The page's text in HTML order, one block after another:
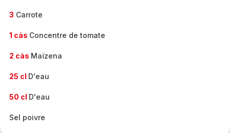
3 Carrote
1 càs Concentre de tomate
2 càs Maïzena
25 cl D'eau
50 cl D'eau
Sel poivre